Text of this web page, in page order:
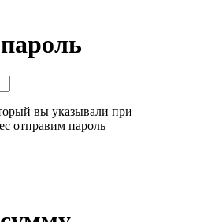
вы указывали при
отправим пароль